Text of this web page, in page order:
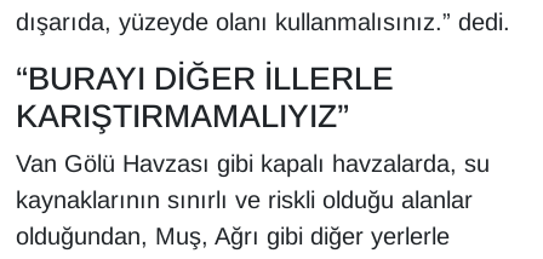
dışarıda, yüzeyde olanı kullanmalısınız.” dedi.
“BURAYI DİĞER İLLERLE
KARIŞTIRMAMALIYIZ”
Van Gölü Havzası gibi kapalı havzalarda, su
kaynaklarının sınırlı ve riskli olduğu alanlar
olduğundan, Muş, Ağrı gibi diğer yerlerle